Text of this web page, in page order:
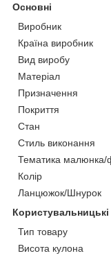
Основні
Виробник
Країна виробник
Вид виробу
Матеріал
Призначення
Покриття
Стан
Стиль виконання
Тематика
Колір
Ланцюжок/Шнурок
Тип товару
Висота кулона